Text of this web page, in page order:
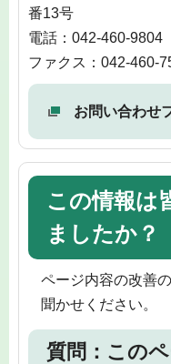
番13号
電話：042-460-9804
ファクス：042-460-
お問い合わせ
この情報は
ましたか？
ページ内容の改善
聞かせください。
質問：この